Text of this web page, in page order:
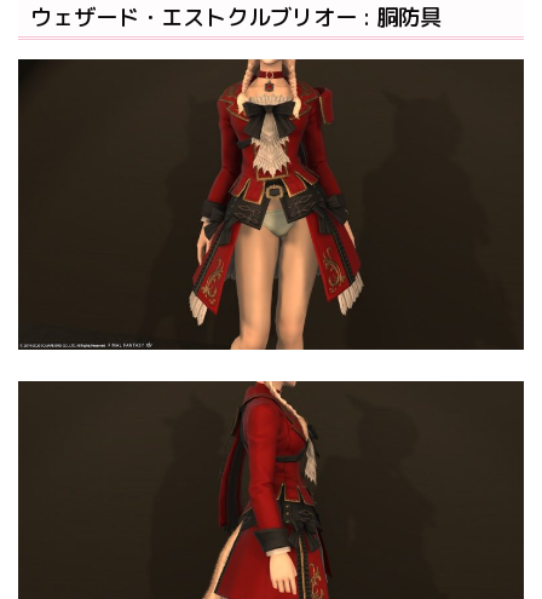
ウェザード・エストクルブリオー : 胴防具